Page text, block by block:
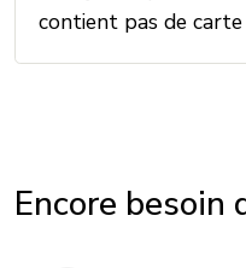
contient pas de carte
Encore besoin